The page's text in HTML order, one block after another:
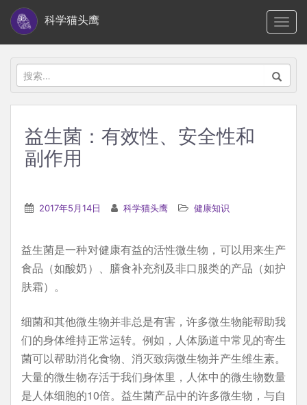
i
科学猫头鹰
搜
索：
益生菌：有效性、安全性和
副作用
2017年5月14日 科学猫头鹰 健康知识
益生菌是一种对健康有益的活性微生物，可以用来生产
食品（如酸奶）、膳食补充剂及非口服类的产品（如护
肤霜）。
细菌和其他微生物并非总是有害，许多微生物能帮助我
们的身体维持正常运转。例如，人体肠道中常见的寄生
菌可以帮助消化食物、消灭致病微生物并产生维生素。
大量的微生物存活于我们身体里，人体中的微生物数量
是人体细胞的10倍。益生菌产品中的许多微生物，与自